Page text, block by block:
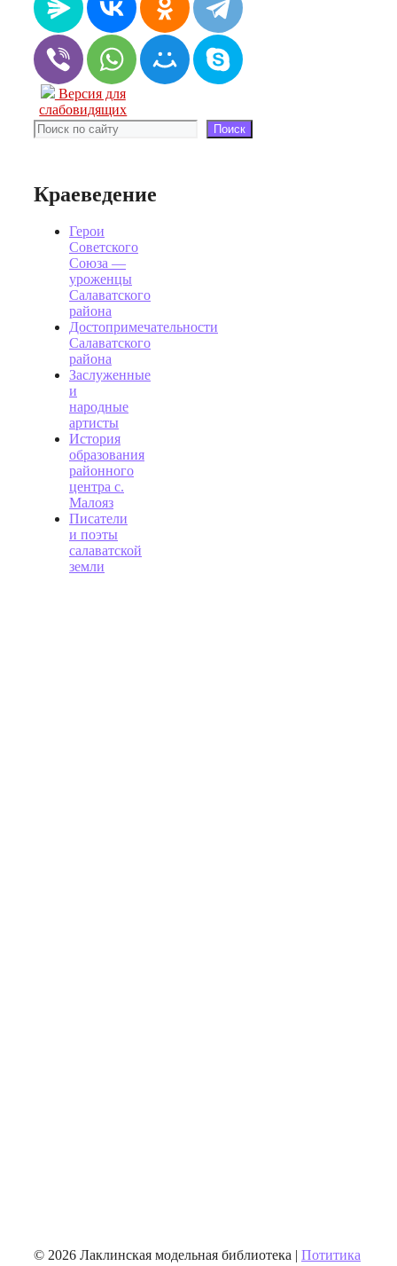
Версия для
слабовидящих
Поиск
Поиск
Краеведение
Герои
Советского
Союза —
уроженцы
Салаватского
района
Достопримечательности
Салаватского
района
Заслуженные
и
народные
артисты
История
образования
районного
центра с.
Малояз
Писатели
и поэты
салаватской
земли
© 2026 Лаклинская модельная библиотека | Потитика